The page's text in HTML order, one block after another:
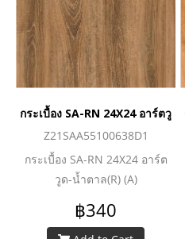
กระเบื้อง SA-RN 24X24 อาร์ตวู
Z21SAA55100638D1
กระเบื้อง SA-RN 24X24 อาร์ต
วูด-น้ำตาล(R) (A)
฿340